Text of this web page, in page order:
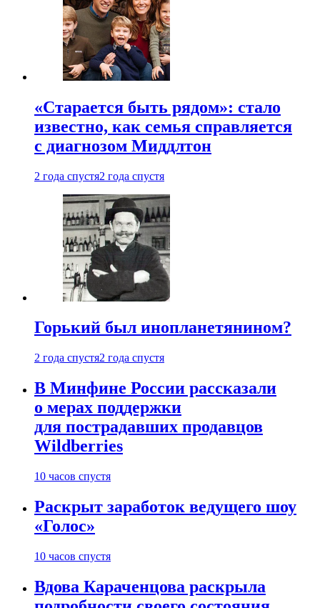
«Старается быть рядом»: стало
известно, как семья справляется
с диагнозом Миддлтон
2 года спустя2 года спустя
Горький был инопланетянином?
2 года спустя2 года спустя
В Минфине России рассказали
о мерах поддержки
для пострадавших продавцов
Wildberries
10 часов спустя
Раскрыт заработок ведущего шоу
«Голос»
10 часов спустя
Вдова Караченцова раскрыла